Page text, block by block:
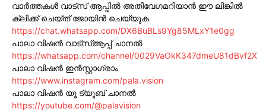
വാർത്തകൾ വാട്സ് ആപ്പിൽ അതിവേഗമറിയാൻ ഈ ലിങ്കിൽ
ക്ലിക്ക് ചെയ്ത് ജോയിൻ ചെയ്യുക
https://chat.whatsapp.com/DX6BuBLs9Yg85MLxY1e0gg
പാലാ വിഷൻ വാട്സ്ആപ്പ് ചാനൽ
https://whatsapp.com/channel/0029VaOkK347dmeU81dBvf2X
പാലാ വിഷൻ ഇൻസ്റ്റാഗ്രാം
https://www.instagram.com/pala.vision
പാലാ വിഷൻ യൂ ട്യൂബ് ചാനൽ
https://youtube.com/@palavision